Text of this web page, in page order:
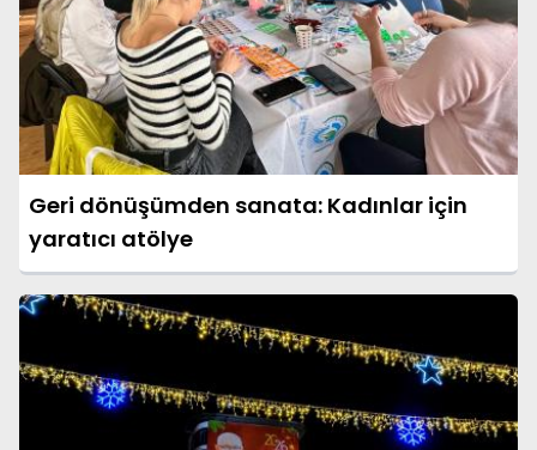
Geri dönüşümden sanata: Kadınlar için
yaratıcı atölye